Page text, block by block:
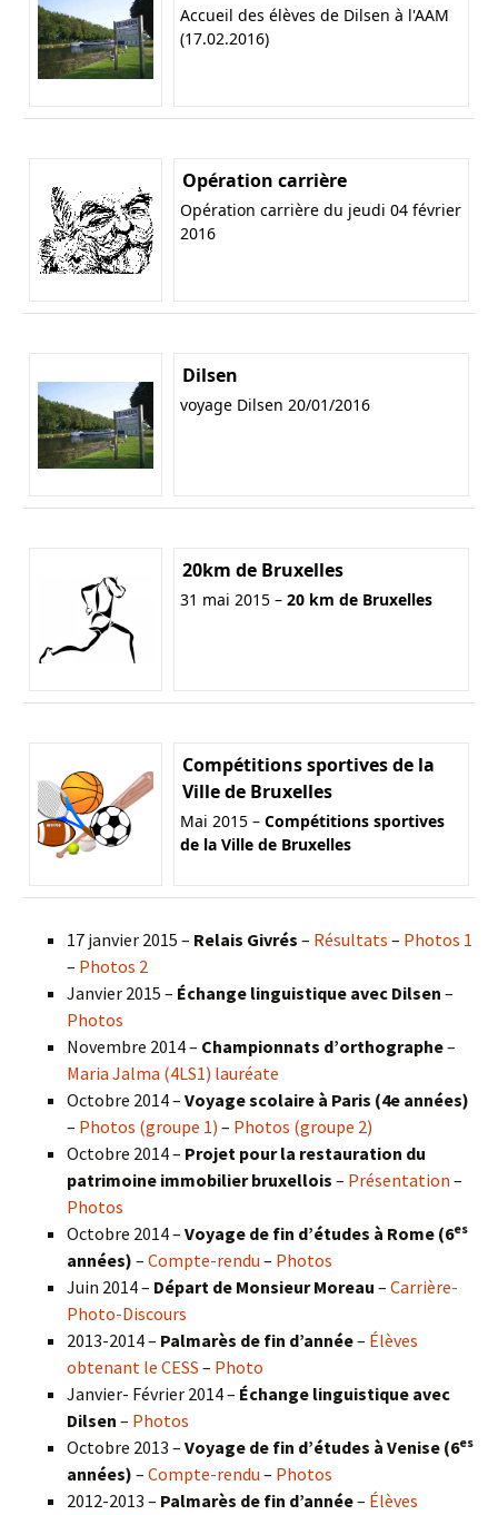
Accueil des élèves de Dilsen à l'AAM
(17.02.2016)
Opération carrière
Opération carrière du jeudi 04 février
2016
Dilsen
voyage Dilsen 20/01/2016
20km de Bruxelles
31 mai 2015 – 20 km de Bruxelles
Compétitions sportives de la
Ville de Bruxelles
Mai 2015 – Compétitions sportives
de la Ville de Bruxelles
17 janvier 2015 – Relais Givrés – Résultats – Photos 1
– Photos 2
Janvier 2015 – Échange linguistique avec Dilsen –
Photos
Novembre 2014 – Championnats d’orthographe–
Maria Jalma (4LS1) lauréate
Octobre 2014 – Voyage scolaire à Paris (4e années)
– Photos (groupe 1) – Photos (groupe 2)
Octobre 2014 – Projet pour la restauration du
patrimoine immobilier bruxellois – Présentation –
Photos
Octobre 2014 – Voyage de fin d’études à Rome (6es
années) – Compte-rendu – Photos
Juin 2014 – Départ de Monsieur Moreau – Carrière-
Photo-Discours
2013-2014 – Palmarès de fin d’année– Élèves
obtenant le CESS – Photo
Janvier- Février 2014 – Échange linguistique avec
Dilsen – Photos
Octobre 2013 – Voyage de fin d’études à Venise (6es
années) – Compte-rendu – Photos
2012-2013 – Palmarès de fin d’année– Élèves